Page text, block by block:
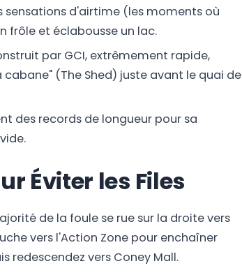
sensations d'airtime (les moments où
frôle et éclabousse un lac.
par GCI, extrêmement rapide,
(The Shed) juste avant le quai de
des records de longueur pour sa
Éviter les Files
de la foule se rue sur la droite vers
vers l'Action Zone pour enchaîner
redescendez vers Coney Mall.